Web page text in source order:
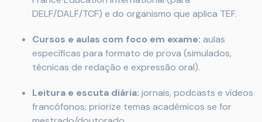
DELF/DALF/TCF) e do organismo que aplica TEF.
Cursos e aulas com foco em exame: aulas
específicas para formato de prova (simulados,
técnicas de redação e expressão oral).
Leitura e escuta diária: jornais, podcasts e vídeos
francófonos; priorize temas acadêmicos se for